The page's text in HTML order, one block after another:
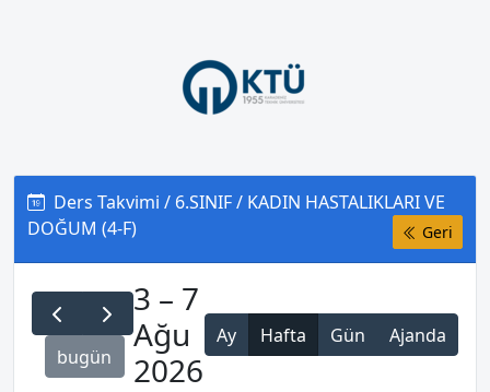
Ders Takvimi / 6.SINIF / KADIN HASTALIKLARI VE
DOĞUM (4-F)
Geri
bugün
3 – 7
Ağu
2026
Ay Hafta Gün Ajanda